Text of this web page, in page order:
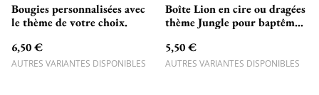
Bougies personnalisées avec
le thème de votre choix.
6,50 €
AUTRES VARIANTES DISPONIBLES
Boîte Lion en cire ou dragées
thème Jungle pour baptême,
5,50 €
AUTRES VARIANTES DISPONIBLES